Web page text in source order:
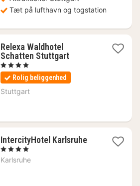
Tæt på lufthavn og togstation
Relexa Waldhotel
Schatten Stuttgart1
fra
841
, 4 Stjerner
Rolig beliggenhed
Stuttgart
IntercityHotel Karlsruhe1
, 4 Stjerner
Karlsruhe